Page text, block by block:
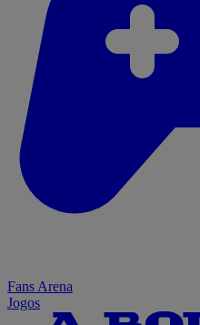
Fans Arena
Jogos